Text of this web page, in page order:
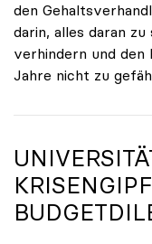
den
darin, alles daran
verhindern und den
Jahre nicht zu